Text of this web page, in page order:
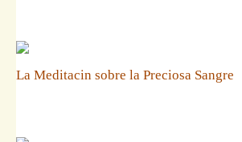
La Meditacin sobre la Preciosa Sangre